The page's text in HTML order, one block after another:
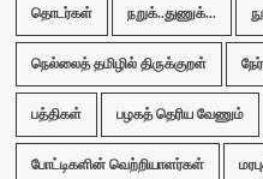
தொடர்கள் நறுக்..துணுக்...
நெல்லைத் தமிழில் திருக்குறள்
பத்திகள் பழகத் தெரிய வேணும்
போட்டிகளின் வெற்றியாளர்கள்